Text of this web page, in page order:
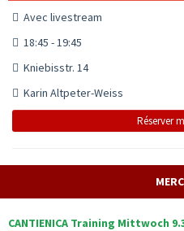
Avec livestream
18:45 - 19:45
Kniebisstr. 14
Karin Altpeter-Weiss
Réserver
CANTIENICA Training Mittwoch